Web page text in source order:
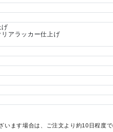
げ
アラッカー仕上げ
います場合は、ご注文より約10日程度で